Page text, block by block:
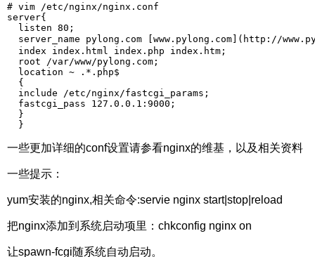
# vim /etc/nginx/nginx.conf
server{
  listen 80;
server_name pylong.com [www.pylong.com](http://
  index index.html index.php index.htm;
  root /var/www/pylong.com;
  location ~ .*.php$
  {
  include /etc/nginx/fastcgi_params;
  fastcgi_pass 127.0.0.1:9000;
  }
  }
一些更加详细的conf设置请参看nginx的维基，以及相关资料
一些提示：
yum安装的nginx,相关命令:servie nginx start|stop|reload
把nginx添加到系统启动项里：chkconfig nginx on
让spawn-fcgi随系统自动启动。